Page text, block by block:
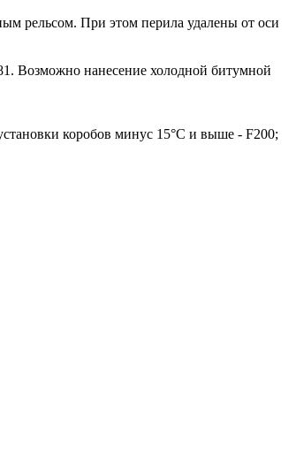
рельсом. При этом перила удалены от оси
Возможно нанесение холодной битумной
коробов минус 15°С и выше - F200;